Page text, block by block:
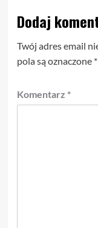
Dodaj
Twój adres email
pola są oznaczone *
Komentarz *